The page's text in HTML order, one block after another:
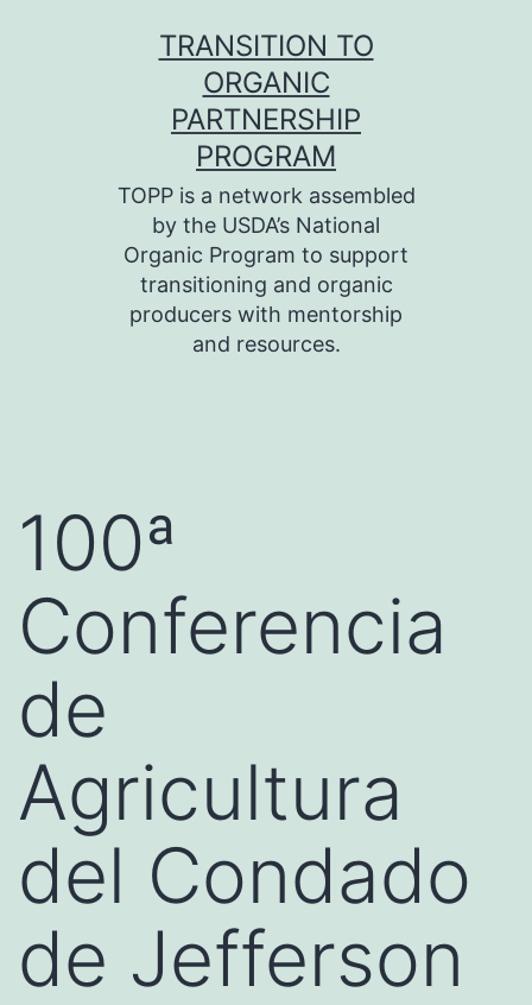
TRANSITION TO
ORGANIC
PARTNERSHIP
PROGRAM
TOPP is a network assembled
by the USDA’s National
Organic Program to support
transitioning and organic
producers with mentorship
and resources.
100ª
Conferencia
de
Agricultura
del Condado
de Jefferson